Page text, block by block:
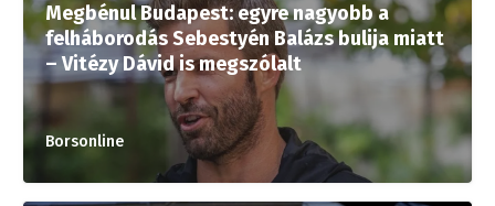
Megbénul Budapest: egyre nagyobb a
felháborodás Sebestyén Balázs bulija miatt
– Vitézy Dávid is megszólalt
Borsonline